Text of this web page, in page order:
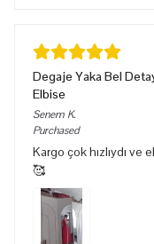
Degaje Yaka Bel
Elbise
Senem K.
Purchased
Kargo çok hızlıydı
🥰